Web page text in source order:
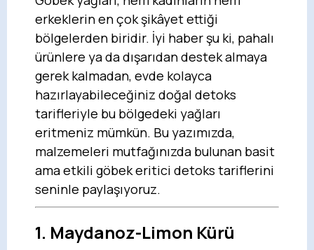
erkeklerin en çok şikâyet ettiği
bölgelerden biridir. İyi haber şu ki, pahalı
ürünlere ya da dışarıdan destek almaya
gerek kalmadan, evde kolayca
hazırlayabileceğiniz doğal detoks
tarifleriyle bu bölgedeki yağları
eritmeniz mümkün. Bu yazımızda,
malzemeleri mutfağınızda bulunan basit
ama etkili göbek eritici detoks tariflerini
seninle paylaşıyoruz.
1. Maydanoz-Limon Kürü